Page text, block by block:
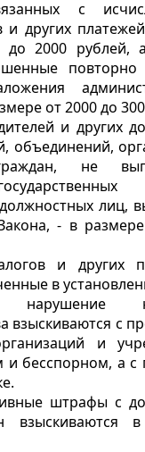
с
и других
до 2000 рублей,
от 2000 до
и других
объединений,
не
лиц,
- в
и других
в
взыскиваются с
и
и бесспорном, а с
штрафы с
в